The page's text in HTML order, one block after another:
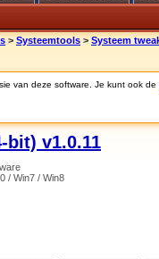
> Systeemtools > Systeem
van deze software. Je kunt ook de
bit) v1.0.11
/ Win7 / Win8